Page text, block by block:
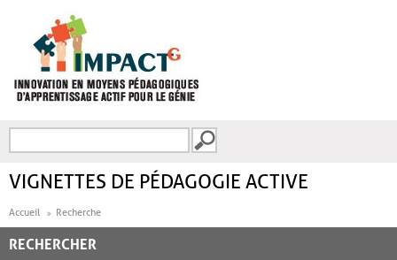
FORMULAIRE DE
VIGNETTES DE PÉDAGOGIE ACTIVE
Accueil Recherche
RECHERCHER